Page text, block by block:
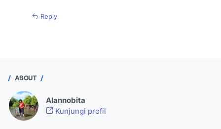
Reply
ABOUT
Alannobita
Kunjungi profil